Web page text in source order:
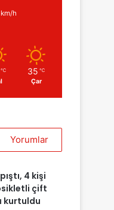
h
℃ 35 ℃
Çar
Yorumlar
4 kişi
çift
kurtuldu